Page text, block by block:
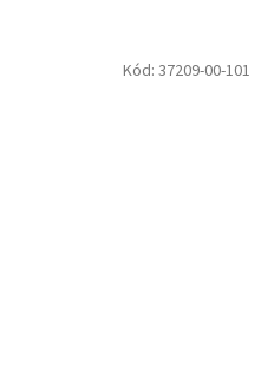
Kód: 37209-00-101